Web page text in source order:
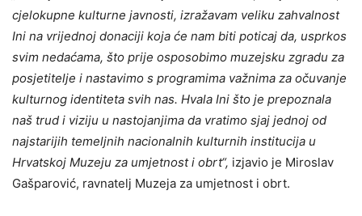
cjelokupne kulturne javnosti, izražavam veliku zahvalnost
Ini na vrijednoj donaciji koja će nam biti poticaj da, usprkos
svim nedaćama, što prije osposobimo muzejsku zgradu za
posjetitelje i nastavimo s programima važnima za očuvanje
kulturnog identiteta svih nas. Hvala Ini što je prepoznala
naš trud i viziju u nastojanjima da vratimo sjaj jednoj od
najstarijih temeljnih nacionalnih kulturnih institucija u
Hrvatskoj Muzeju za umjetnost i obrt“, izjavio je Miroslav
Gašparović, ravnatelj Muzeja za umjetnost i obrt.